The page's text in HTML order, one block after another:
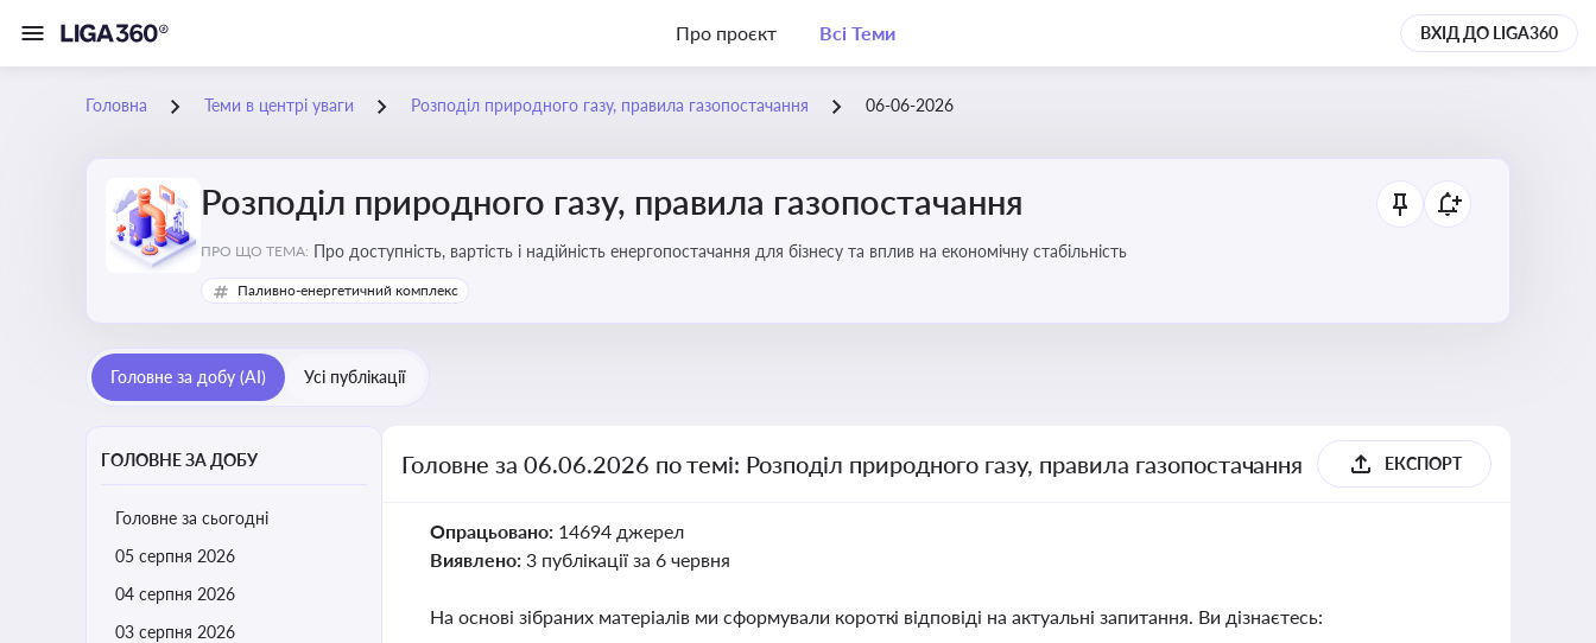
Про проєкт Всі Теми ВХІД ДО LIGA360
Головна Теми в центрі уваги Розподіл природного газу, правила газопостачання 06-06-2026
Розподіл природного газу, правила газопостачання
ПРО ЩО ТЕМА: Про доступність, вартість і надійність енергопостачання для бізнесу та вплив на економічну стабільність
Паливно-енергетичний комплекс
Головне за добу (AI) Усі публікації
ГОЛОВНЕ ЗА ДОБУ
Головне за сьогодні
05 серпня 2026
04 серпня 2026
03 серпня 2026
Головне за 06.06.2026 по темі: Розподіл природного газу, правила газопостачання ЕКСПОРТ
Опрацьовано: 14694 джерел
Виявлено: 3 публікації за 6 червня
На основі зібраних матеріалів ми сформували короткі відповіді на актуальні запитання. Ви дізнаєтесь: